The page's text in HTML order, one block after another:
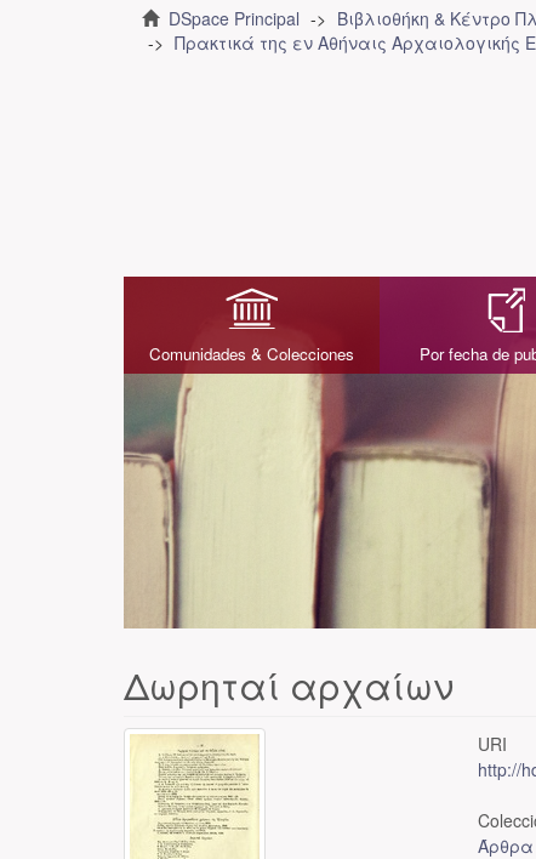
DSpace Principal Βιβλιοθήκη & Κέντρο
Πρακτικά της εν Αθήναις Αρχαιολογικής
Comunidades & Colecciones Por fecha de
Δωρηταί αρχαίων
URI
http://
Άρθρα